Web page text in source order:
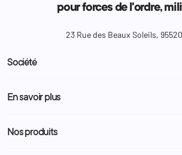
pour forces de l'ordre,
23 Rue des Beaux Soleils,
Société
Livraison et retour colis
Demande de devis
En savoir plus
Programme Fidélité
Nos produits